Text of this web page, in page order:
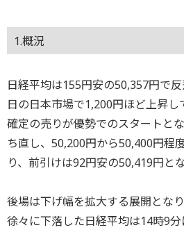
1.概況
日経平均は155円安の50,357円で
日の日本市場で1,200円ほど上昇
確定の売りが優勢でのスタートと
ち直し、50,200円から50,400円程
り、前引けは92円安の50,419円と
後場は下げ幅を拡大する展開とな
徐々に下落した日経平均は14時9